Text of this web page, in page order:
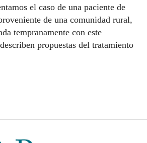
el caso de una paciente de
de una comunidad rural,
tempranamente con este
propuestas del tratamiento